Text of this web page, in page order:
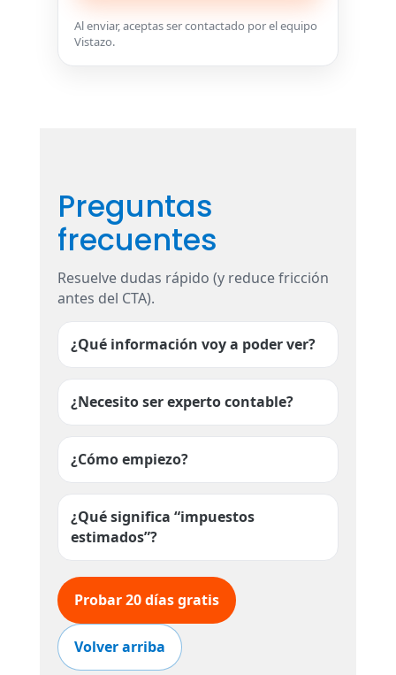
Al enviar, aceptas ser contactado por el equipo
Vistazo.
Preguntas
frecuentes
Resuelve dudas rápido (y reduce fricción
antes del CTA).
¿Qué información voy a poder ver?
¿Necesito ser experto contable?
¿Cómo empiezo?
¿Qué significa “impuestos
estimados”?
Probar 20 días gratis
Volver arriba